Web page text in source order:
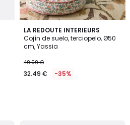
LA REDOUTE INTERIEURS
Cojín de suelo, terciopelo, Ø50
cm, Yassia
49.99 €
32.49 € -35%